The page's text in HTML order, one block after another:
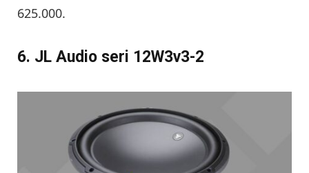
625.000.
6. JL Audio seri 12W3v3-2